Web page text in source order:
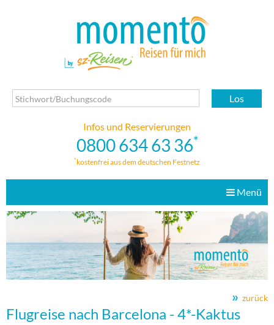
Los
Infos und Reservierungen
0800 634 63 36*
*kostenfrei aus dem deutschen Festnetz
Menü
zurück
Flugreise nach Barcelona - 4*-Kaktus